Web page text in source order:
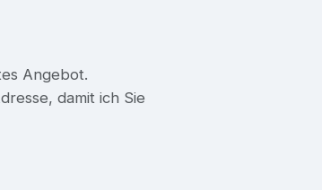
Angebot.
damit ich Sie